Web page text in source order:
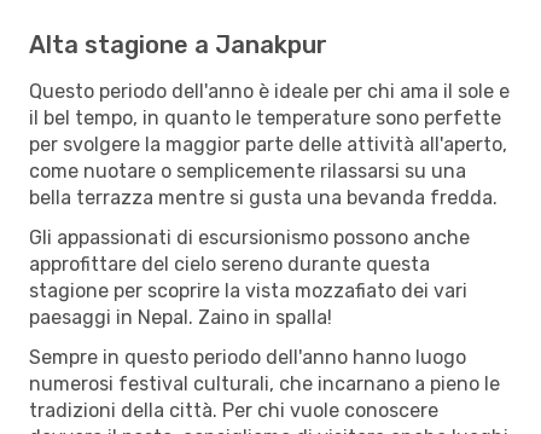
Alta stagione a Janakpur
Questo periodo dell'anno è ideale per chi ama il sole e
il bel tempo, in quanto le temperature sono perfette
per svolgere la maggior parte delle attività all'aperto,
come nuotare o semplicemente rilassarsi su una
bella terrazza mentre si gusta una bevanda fredda.
Gli appassionati di escursionismo possono anche
approfittare del cielo sereno durante questa
stagione per scoprire la vista mozzafiato dei vari
paesaggi in Nepal. Zaino in spalla!
Sempre in questo periodo dell'anno hanno luogo
numerosi festival culturali, che incarnano a pieno le
tradizioni della città. Per chi vuole conoscere